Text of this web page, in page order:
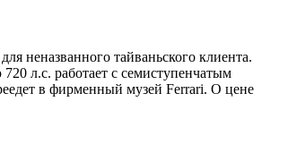
неназванного тайваньского клиента.
л.с. работает с семиступенчатым
в фирменный музей Ferrari. О цене